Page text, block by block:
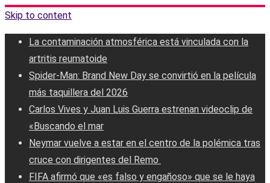
Skip to content
La contaminación atmosférica está vinculada con la
artritis reumatoide
Spider-Man: Brand New Day se convirtió en la película
más taquillera del 2026
Carlos Vives y Juan Luis Guerra estrenan videoclip de
«Buscando el mar
Neymar vuelve a estar en el centro de la polémica tras
cruce con dirigentes del Remo ‎
FIFA afirmó que «es falso y engañoso» que se le haya